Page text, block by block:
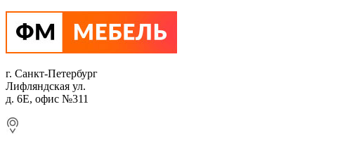
г. Санкт-Петербург
Лифляндская ул.
д. 6Е, офис №311